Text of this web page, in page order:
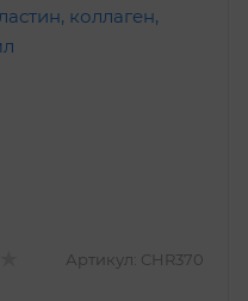
Артикул: CHR370